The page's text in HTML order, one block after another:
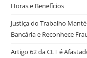
Horas e Benefícios
Justiça do Trabalho
Bancária e Reconhece
Artigo 62 da CLT é